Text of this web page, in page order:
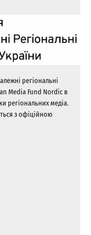
регіональні
Media Fund Nordic в
регіональних медіа.
з офіційною